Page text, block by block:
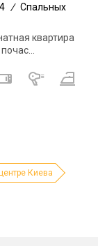
/ Спальных
квартира
Киева